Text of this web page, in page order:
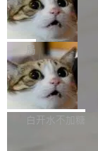
意味着一个无人看
里日夜不停地"烧钱"
而美国模型厂商在"
ding in silos"——各
断从他嘴里说出来
全球最大的开源 AI
型。谁在开源赛道
序给别人用。偶尔
家居控制、家庭实
aw 是 Shelley 的
nt。他最近在博客
简单：开发者工具
由软件情怀，而是
技术判断。 两行
DeepSeek
网最大规模开源
一条内测招募帖，
会变成一场开源
DeepSeek
i）在 X 上发帖：
关开源项目的开发
ness 的内测，可以
局
商汤
开源
商汤科技宣布面向
型的预览版本
白开水不加糖